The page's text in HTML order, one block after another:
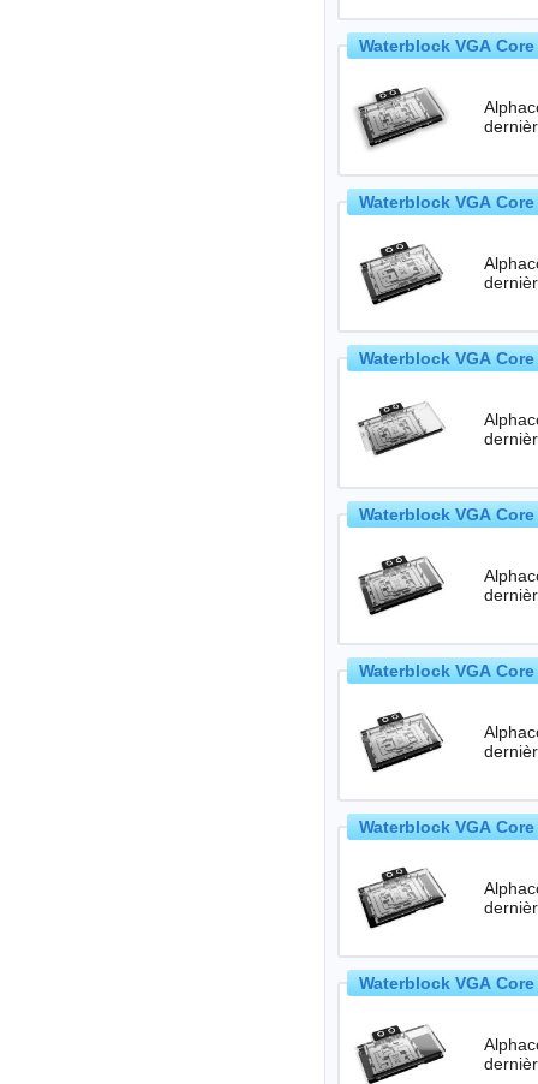
Waterblock VGA
Waterblock VGA
Waterblock VGA
Waterblock VGA
Waterblock VGA
Waterblock VGA
Waterblock VGA